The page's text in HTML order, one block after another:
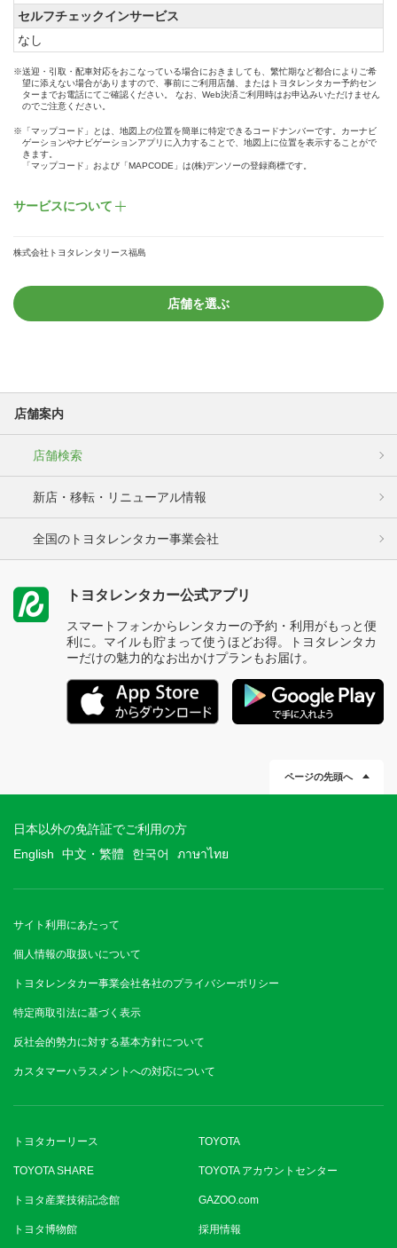
セルフチェックインサービス
なし
※送迎・引取・配車対応をおこなっている場合におきましても、繁忙期など都合によりご希
望に添えない場合がありますので、事前にご利用店舗、またはトヨタレンタカー予約セン
ターまでお電話にてご確認ください。 なお、Web決済ご利用時はお申込みいただけません
のでご注意ください。
※「マップコード」とは、地図上の位置を簡単に特定できるコードナンバーです。カーナビ
ゲーションやナビゲーションアプリに入力することで、地図上に位置を表示することがで
きます。
「マップコード」および「MAPCODE」は(株)デンソーの登録商標です。
サービスについて
株式会社トヨタレンタリース福島
店舗を選ぶ
店舗案内
店舗検索
新店・移転・リニューアル情報
全国のトヨタレンタカー事業会社
トヨタレンタカー公式アプリ
スマートフォンからレンタカーの予約・利用がもっと便
利に。マイルも貯まって使うほどお得。トヨタレンタカ
ーだけの魅力的なお出かけプランもお届け。
ページの先頭へ
日本以外の免許証でご利用の方
English
中文・繁體 한국어 ภาษาไทย
サイト利用にあたって
個人情報の取扱いについて
トヨタレンタカー事業会社各社のプライバシーポリシー
特定商取引法に基づく表示
反社会的勢力に対する基本方針について
カスタマーハラスメントへの対応について
トヨタカーリース TOYOTA
TOYOTA SHARE TOYOTA アカウントセンター
トヨタ産業技術記念館 GAZOO.com
トヨタ博物館 採用情報